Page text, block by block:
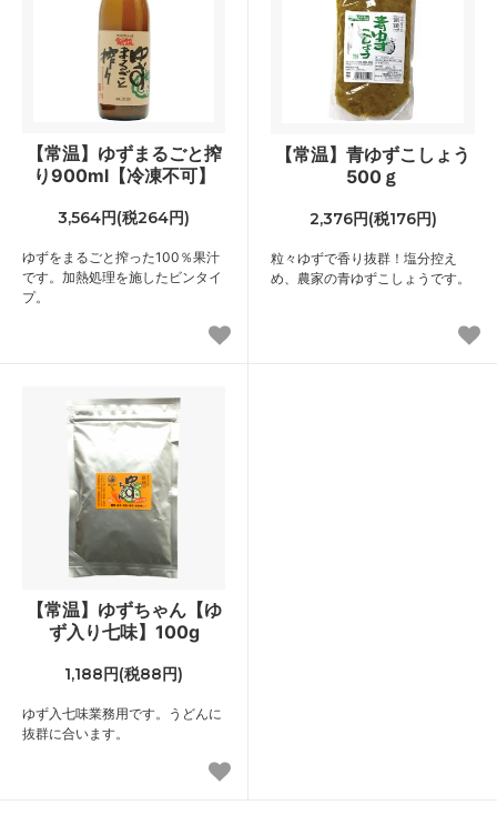
【常温】ゆずまるごと搾
り900ml【冷凍不可】
3,564円(税264円)
ゆずをまるごと搾った100％果汁
です。加熱処理を施したビンタイ
プ。
【常温】青ゆずこしょう
500ｇ
2,376円(税176円)
粒々ゆずで香り抜群！塩分控え
め、農家の青ゆずこしょうです。
【常温】ゆずちゃん【ゆ
ず入り七味】100g
1,188円(税88円)
ゆず入七味業務用です。うどんに
抜群に合います。